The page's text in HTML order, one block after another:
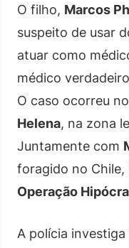
O filho, Marcos
suspeito de usar
atuar como
médico
O caso ocorreu no
Helena, na zona
Juntamente com
foragido no Chile,
Operação
A polícia